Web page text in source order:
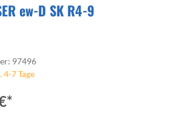
ew-D SK R4-9
97496
7 Tage